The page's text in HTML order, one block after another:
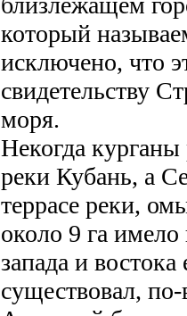
который
исключено, что
свидетельству
моря.
Некогда
реки Кубань, а
террасе реки,
около 9 га
запада и
существовал,